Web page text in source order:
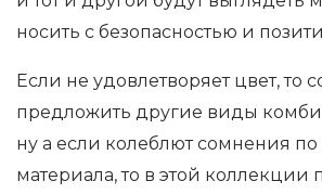
носить с безопасностью и
Если не удовлетворяет цвет, то
предложить другие виды
ну а если колеблют сомнения
материала, то в этой коллекции